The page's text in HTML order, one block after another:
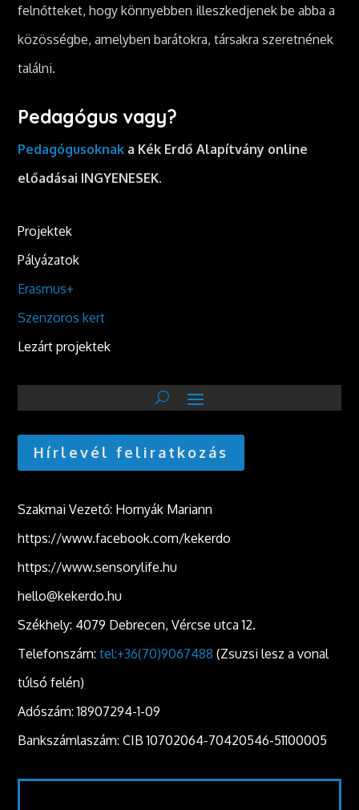
felnőtteket, hogy könnyebben illeszkedjenek be abba a
közösségbe, amelyben barátokra, társakra szeretnének
találni.
Pedagógus vagy?
Pedagógusoknak a Kék Erdő Alapítvány online
előadásai INGYENESEK.
Projektek
Pályázatok
Erasmus+
Szenzoros kert
Lezárt projektek
Hírlevél feliratkozás
Szakmai Vezető: Hornyák Mariann
https://www.facebook.com/kekerdo
https://www.sensorylife.hu
hello@kekerdo.hu
Székhely: 4079 Debrecen, Vércse utca 12.
Telefonszám:tel:+36(70)9067488 (Zsuzsi lesz a vonal
túlsó felén)
Adószám: 18907294-1-09
Bankszámlaszám: CIB 10702064-70420546-51100005